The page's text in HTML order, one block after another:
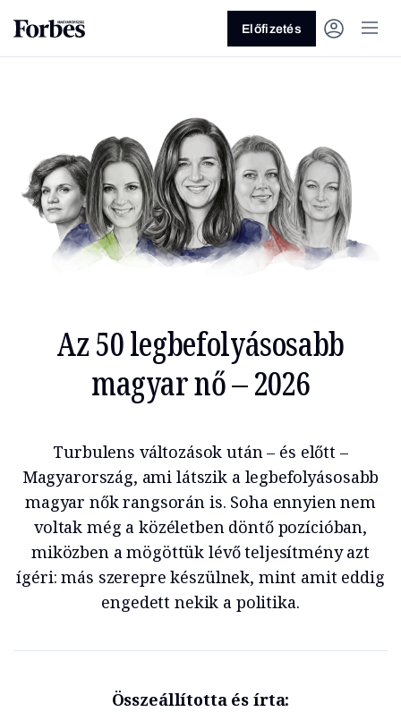
Vagy fedezze fel a következő
témákat
Előfizetés
Az 50 legbefolyásosabb
magyar nő – 2026
Turbulens változások után – és előtt –
Magyarország, ami látszik a legbefolyásosabb
magyar nők rangsorán is. Soha ennyien nem
voltak még a közéletben döntő pozícióban,
miközben a mögöttük lévő teljesítmény azt
ígéri: más szerepre készülnek, mint amit eddig
engedett nekik a politika.
Összeállította és írta: